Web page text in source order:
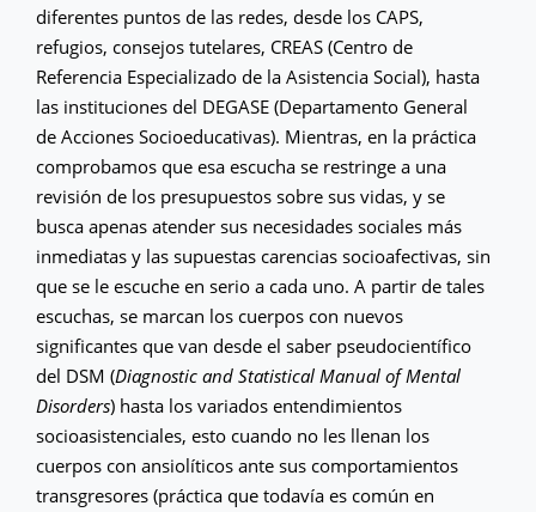
diferentes puntos de las redes, desde los CAPS,
refugios, consejos tutelares, CREAS (Centro de
Referencia Especializado de la Asistencia Social), hasta
las instituciones del DEGASE (Departamento General
de Acciones Socioeducativas). Mientras, en la práctica
comprobamos que esa escucha se restringe a una
revisión de los presupuestos sobre sus vidas, y se
busca apenas atender sus necesidades sociales más
inmediatas y las supuestas carencias socioafectivas, sin
que se le escuche en serio a cada uno. A partir de tales
escuchas, se marcan los cuerpos con nuevos
significantes que van desde el saber pseudocientífico
del DSM (Diagnostic and Statistical Manual of Mental
Disorders) hasta los variados entendimientos
socioasistenciales, esto cuando no les llenan los
cuerpos con ansiolíticos ante sus comportamientos
transgresores (práctica que todavía es común en